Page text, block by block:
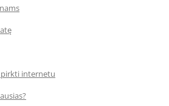
internetu